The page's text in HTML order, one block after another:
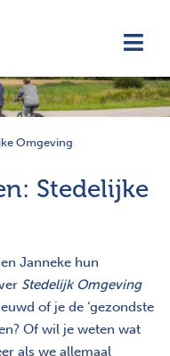
Omgeving
Stedelijke
Janneke hun
Stedelijk Omgeving
of je de ‘gezondste
Of wil je weten wat
als we allemaal